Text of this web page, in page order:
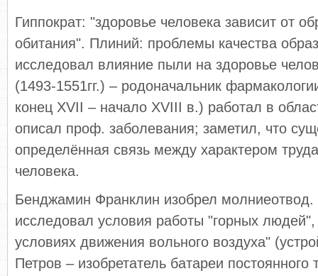
Гиппократ: "здоровье человека зависит от
обитания". Плиний: проблемы качества
исследовал влияние пыли на здоровье
(1493-1551гг.) – родоначальник
конец XVII – начало XVIII в.) работал в
описал проф. заболевания; заметил, что
определённая связь между характером
человека.
Бенджамин Франклин изобрел
исследовал условия работы "горных
условиях движения вольного воздуха"
Петров – изобретатель батареи постоянного